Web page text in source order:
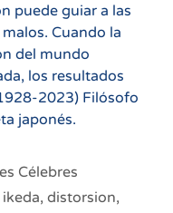
puede guiar a las
Cuando la
del mundo
los resultados
2023) Filósofo
japonés.
Célebres
, distorsion,